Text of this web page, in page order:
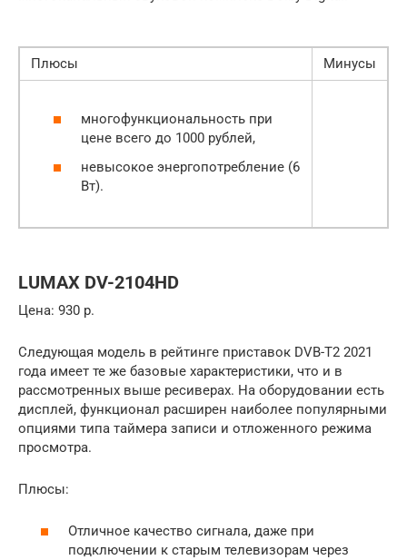
Плюсы Минусы
многофункциональность при
цене всего до 1000 рублей,
невысокое энергопотребление (6
Вт).
LUMAX DV-2104HD
Цена: 930 р.
Следующая модель в рейтинге приставок DVB-T2 2021
года имеет те же базовые характеристики, что и в
рассмотренных выше ресиверах. На оборудовании есть
дисплей, функционал расширен наиболее популярными
опциями типа таймера записи и отложенного режима
просмотра.
Плюсы:
Отличное качество сигнала, даже при
подключении к старым телевизорам через